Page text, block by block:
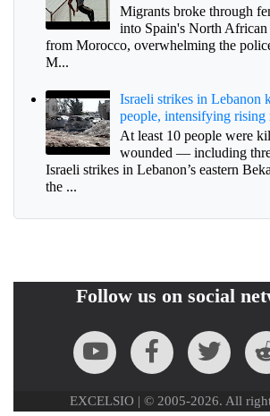
Migrants broke through
into Spain's North African
from Morocco, overwhelming the
M...
Israeli strikes in Lebanon
people, intensifying rising
At least 10 people were
wounded — including
Israeli strikes in Lebanon’s eastern
the ...
Follow us on social
EXCELSIO | © 2005-2026. All